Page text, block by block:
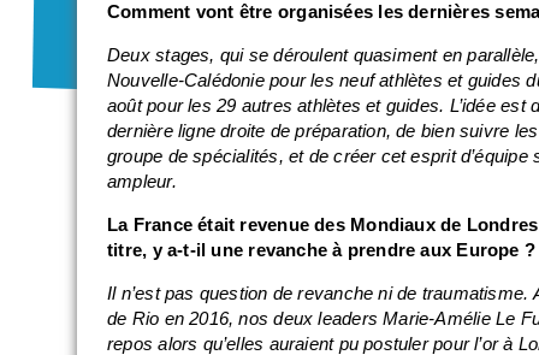
Comment vont être organisées les dernières
Deux stages, qui se déroulent quasiment en
Nouvelle-Calédonie pour les neuf athlètes et guides
août pour les 29 autres athlètes et guides. L’idée
dernière ligne droite de préparation, de bien suivre
groupe de spécialités, et de créer cet esprit
ampleur.
La France était revenue des Mondiaux de
titre, y a-t-il une revanche à prendre aux Europe ?
Il n’est pas question de revanche ni de
de Rio en 2016, nos deux leaders Marie-Amélie Le
repos alors qu’elles auraient pu postuler pour l’or à